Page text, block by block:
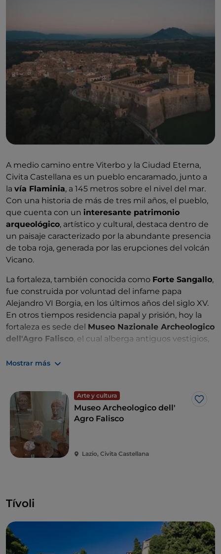
A medio camino entre Viterbo y la Ciudad Eterna,
Civita Castellana es un pueblo encaramado, junto a
la vía Flaminia, a 145 metros sobre el nivel del mar.
Con una historia de más de tres mil años, el pueblo,
que cuenta con un interesante patrimonio
arqueológico, artístico y cultural, destaca dentro de
un paisaje caracterizado por la abundante presencia
de toba roja, generada por las erupciones del volcán
Vicano.
La fortaleza, también conocida como Forte Sangallo,
fue construida por voluntad del infame papa
Alejandro VI Borgia, en los últimos años del siglo XV.
En otros tiempos residencia papal y prisión, hoy la
fortaleza es sede del Museo Nazionale Archeologico
dell'Agro Falisco , el cual alberga antiguos vestigios,
Mostrar más
Arte y cultura
Me
Museo Archeologico dell'
Agro Falisco
Lazio, Civita Castellana
Tívoli